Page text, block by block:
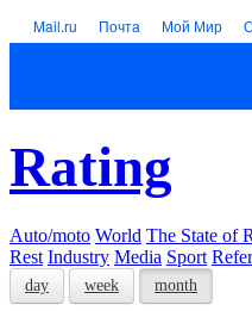
Mail.ru Почта Мой Мир
Rating
Auto/moto World The State of
Rest Industry Media Sport
day week month